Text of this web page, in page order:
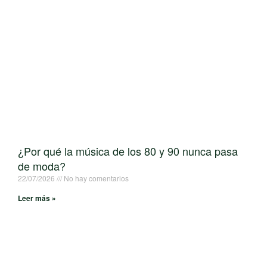
¿Por qué la música de los 80 y 90 nunca pasa
de moda?
22/07/2026 No hay comentarios
Leer más »